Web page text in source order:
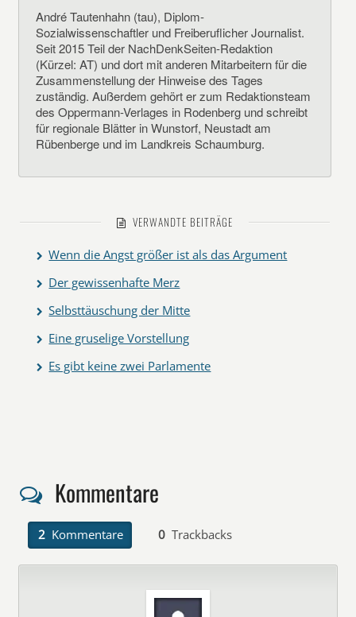
André Tautenhahn (tau), Diplom-
Sozialwissenschaftler und Freiberuflicher Journalist.
Seit 2015 Teil der NachDenkSeiten-Redaktion
(Kürzel: AT) und dort mit anderen Mitarbeitern für die
Zusammenstellung der Hinweise des Tages
zuständig. Außerdem gehört er zum Redaktionsteam
des Oppermann-Verlages in Rodenberg und schreibt
für regionale Blätter in Wunstorf, Neustadt am
Rübenberge und im Landkreis Schaumburg.
VERWANDTE BEITRÄGE
Wenn die Angst größer ist als das Argument
Der gewissenhafte Merz
Selbsttäuschung der Mitte
Eine gruselige Vorstellung
Es gibt keine zwei Parlamente
Kommentare
2 Kommentare 0 Trackbacks